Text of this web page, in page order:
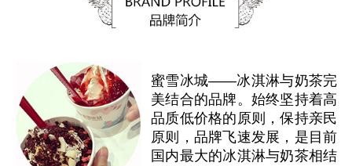
蜜雪冰城——冰淇淋与奶茶完
美结合的品牌。始终坚持着高
品质低价格的原则，保持亲民
原则，品牌飞速发展，是目前
国内最大的冰淇淋与奶茶相结